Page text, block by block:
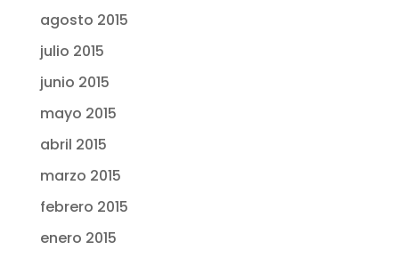
agosto 2015
julio 2015
junio 2015
mayo 2015
abril 2015
marzo 2015
febrero 2015
enero 2015